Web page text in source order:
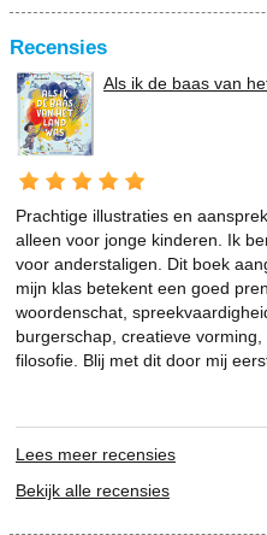
Recensies
Als ik de baas van
Prachtige illustraties en
alleen voor jonge kinderen. Ik
voor anderstaligen. Dit boek
mijn klas betekent een goed
woordenschat,
burgerschap, creatieve
filosofie. Blij met dit door mij
Lees meer recensies
Bekijk alle recensies